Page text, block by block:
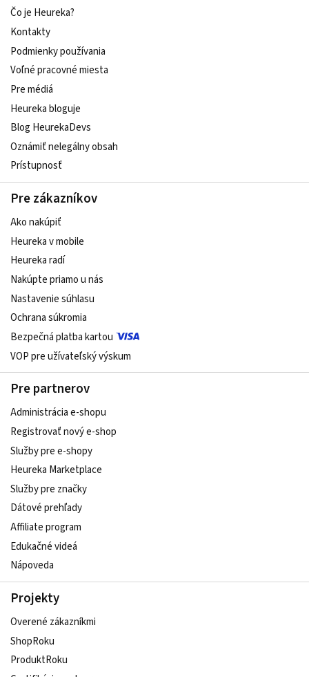
Čo je Heureka?
Kontakty
Podmienky používania
Voľné pracovné miesta
Pre médiá
Heureka bloguje
Blog HeurekaDevs
Oznámiť nelegálny obsah
Prístupnosť
Pre zákazníkov
Ako nakúpiť
Heureka v mobile
Heureka radí
Nakúpte priamo u nás
Nastavenie súhlasu
Ochrana súkromia
Bezpečná platba kartou
VOP pre užívateľský výskum
Pre partnerov
Administrácia e-shopu
Registrovať nový e-shop
Služby pre e‑shopy
Heureka Marketplace
Služby pre značky
Dátové prehľady
Affiliate program
Edukačné videá
Nápoveda
Projekty
Overené zákazníkmi
ShopRoku
ProduktRoku